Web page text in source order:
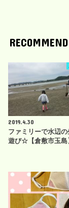
RECOMMEND
2019.4.30
ファミリーで水辺
遊び☆【倉敷市玉島